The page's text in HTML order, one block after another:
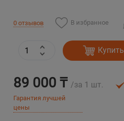
0 отзывов В избранное
Купить
89 000 ₸ /за 1 шт.
Гарантия лучшей
цены